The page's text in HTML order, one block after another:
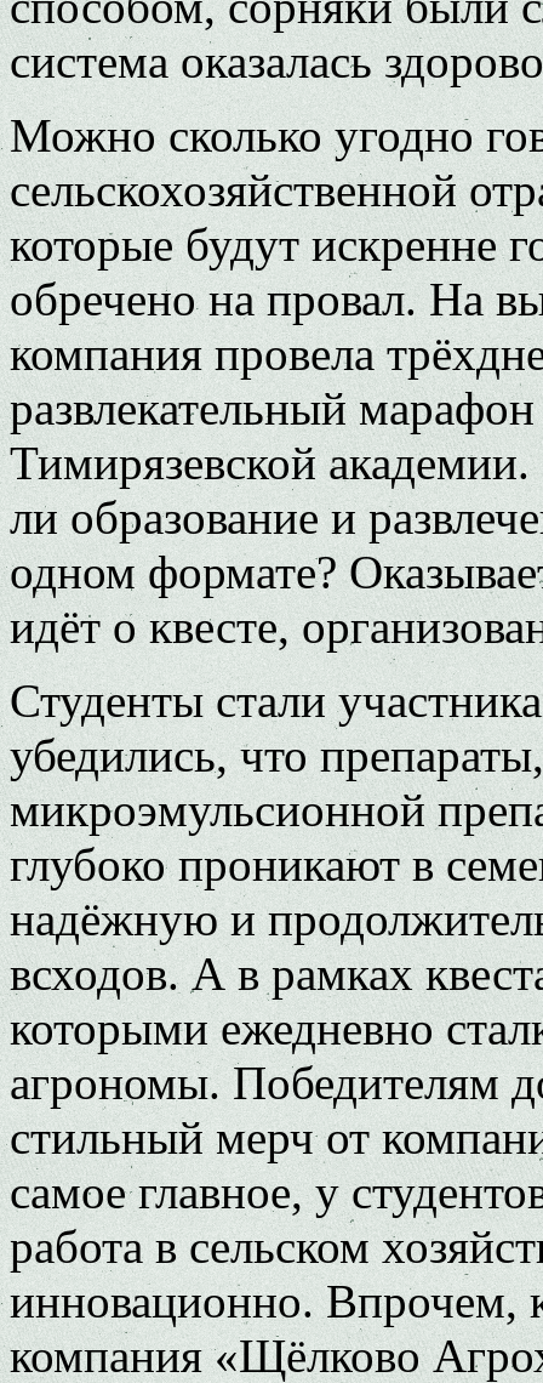
система оказалась
Можно сколько угодно
сельскохозяйственной
которые будут искренне
обречено на провал. На
компания провела
развлекательный
Тимирязевской
ли образование и
одном формате?
идёт о квесте,
Студенты стали
убедились, что
микроэмульсионной
глубоко проникают в
надёжную и
всходов. А в рамках
которыми ежедневно
агрономы. Победителям
стильный мерч от
самое главное, у
работа в сельском
инновационно. Впрочем,
компания «Щёлково